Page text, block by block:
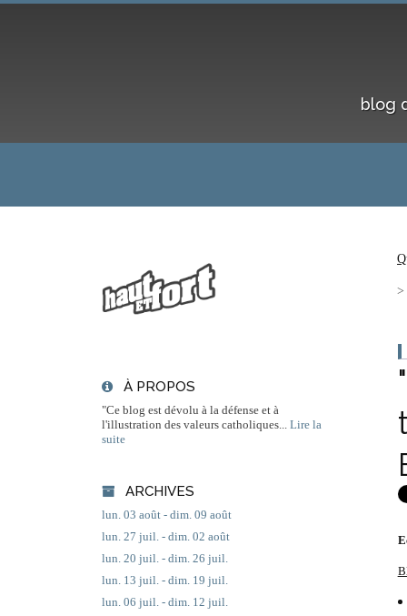
blog
À PROPOS
"Ce blog est dévolu à la défense et à
l'illustration des valeurs catholiques...
Lire la
suite
ARCHIVES
lun. 03 août - dim. 09 août
lun. 27 juil. - dim. 02 août
lun. 20 juil. - dim. 26 juil.
lun. 13 juil. - dim. 19 juil.
lun. 06 juil. - dim. 12 juil.